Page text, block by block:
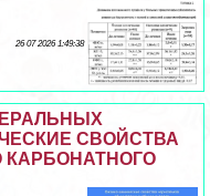
26 07 2026 1:49:38
СВОЙСТВА